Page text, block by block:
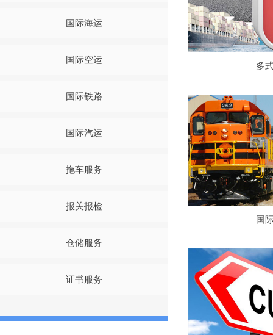
国际海运
国际空运
国际铁路
国际汽运
拖车服务
报关报检
仓储服务
证书服务
多
国